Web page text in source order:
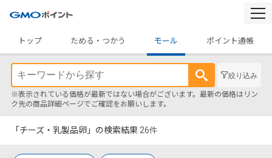
トップ
ためる・つかう モール ポイント通帳
絞り込み
※表示されている価格が最新ではない場合がございます。最新の価格はリン
ク先の商品詳細ページでご確認をお願いします。
「チーズ・乳製品卵」の検索結果 26件